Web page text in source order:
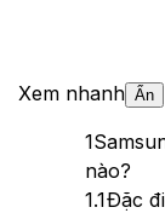
Xem nhanh Ẩn
1
nào?
1.1Đặc